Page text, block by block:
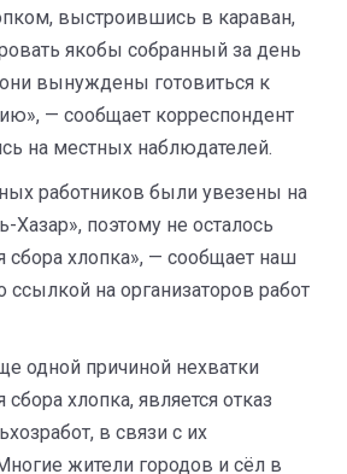
выстроившись в караван,
якобы собранный за день
вынуждены готовиться к
— сообщает корреспондент
на местных наблюдателей.
работников были увезены на
Хазар», поэтому не осталось
сбора хлопка», — сообщает наш
ссылкой на организаторов работ
одной причиной нехватки
хлопка, является отказ
в связи с их
жители городов и сёл в